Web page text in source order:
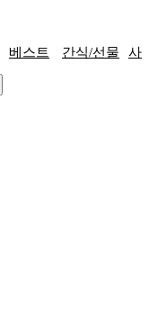
베스트 간식/선물 사